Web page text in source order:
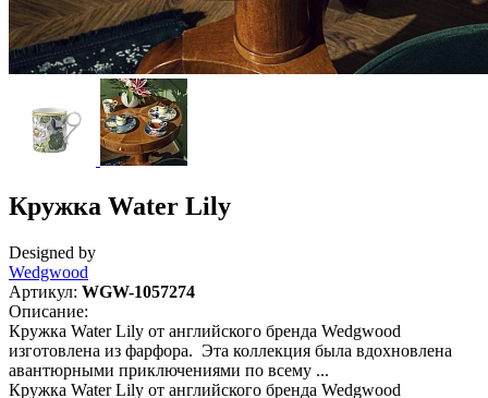
Кружка Water Lily
Designed by
Wedgwood
Артикул: WGW-1057274
Описание:
Кружка Water Lily от английского бренда Wedgwood
изготовлена из фарфора. Эта коллекция была вдохновлена
авантюрными приключениями по всему ...
Кружка Water Lily от английского бренда Wedgwood